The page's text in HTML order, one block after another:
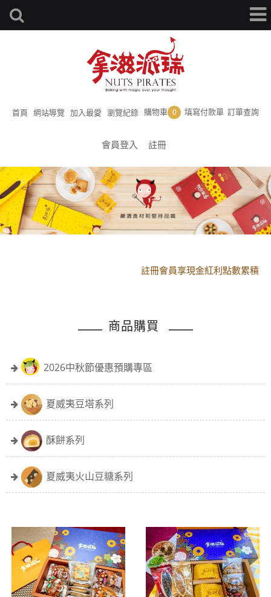
首頁 網站導覽 加入最愛 瀏覽紀錄 購物車 0 填寫付款單 訂單查詢
會員登入 註冊
註冊會員享現金紅利點數累積
商品購買
2026中秋節優惠預購專區
夏威夷豆塔系列
酥餅系列
夏威夷火山豆糖系列